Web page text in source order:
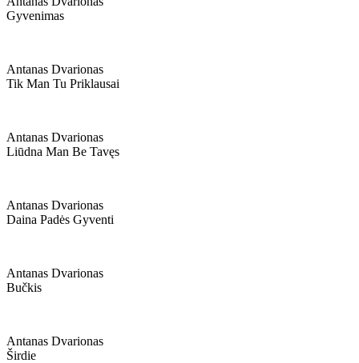
Gyvenimas
Antanas Dvarionas
Tik Man Tu Priklausai
Antanas Dvarionas
Liūdna Man Be Tavęs
Antanas Dvarionas
Daina Padės Gyventi
Antanas Dvarionas
Bučkis
Antanas Dvarionas
Širdie